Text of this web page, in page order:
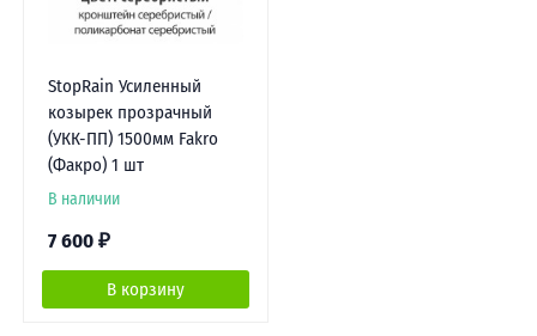
StopRain Усиленный
козырек прозрачный
(УКК-ПП) 1500мм Fakro
(Факро) 1 шт
В наличии
7 600 ₽
В корзину